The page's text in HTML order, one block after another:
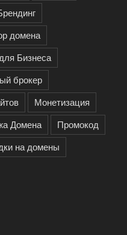
домена
Бизнеса
брокер
Монетизация
Домена
Промокод
на домены